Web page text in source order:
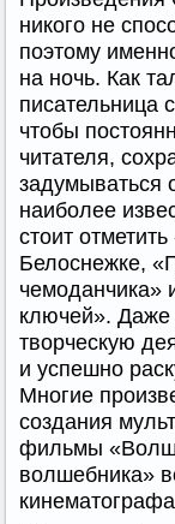
никого не
поэтому
на ночь. Как
писательница
чтобы
читателя,
задумываться
наиболее
стоит
Белоснежке,
чемоданчика»
ключей». Даже
творческую
и успешно
Многие
создания
фильмы
волшебника»